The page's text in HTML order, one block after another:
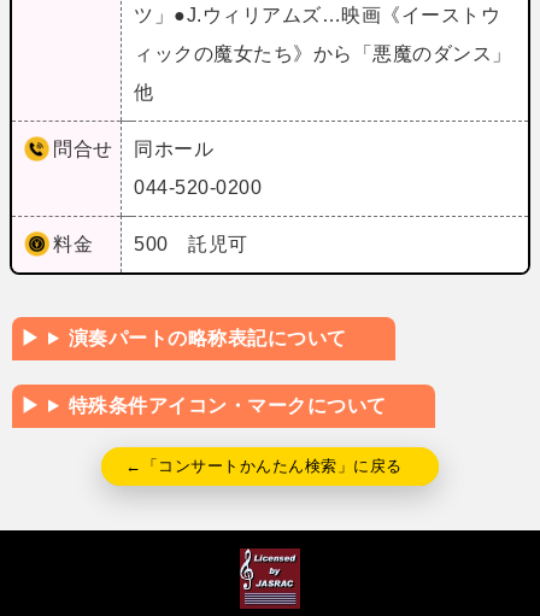
ツ」●J.ウィリアムズ…映画《イーストウ
ィックの魔女たち》から「悪魔のダンス」
他
問合せ
同ホール
044-520-0200
料金 500 託児可
演奏パートの略称表記について
特殊条件アイコン・マークについて
←「コンサートかんたん検索」に戻る